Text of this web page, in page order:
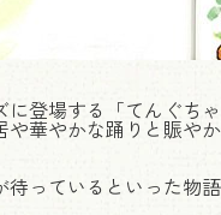
登場する「てんぐち
華やかな踊りと賑や
っているといった物